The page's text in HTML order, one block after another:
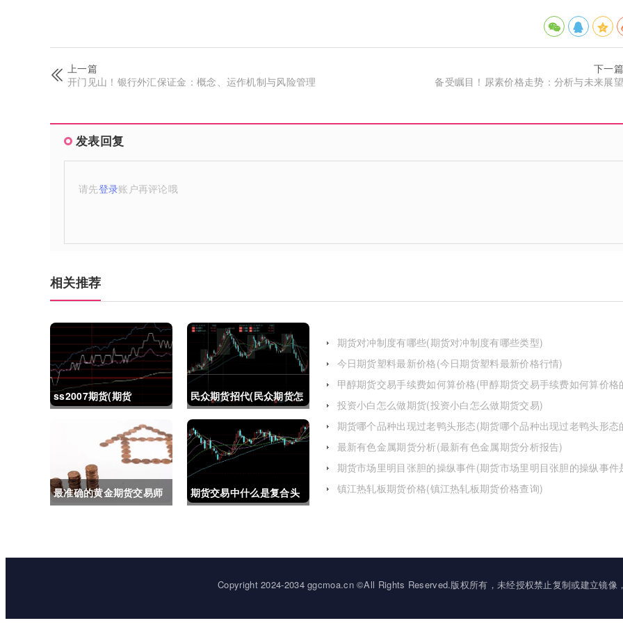
上一篇
开门见山！银行外汇保证金：概念、运作机制与风险管理
下一篇
备受瞩目！尿素价格走势：分析与未来展望
发表回复
请先登录账户再评论哦
相关推荐
ss2007期货(期货
民众期货招代(民众期货怎
么了)
最准确的黄金期货交易师
期货交易中什么是复合头
期货对冲制度有哪些(期货对冲制度有哪些类型)
今日期货塑料最新价格(今日期货塑料最新价格行情)
甲醇期货交易手续费如何算价格(甲醇期货交易手续费如何算价格
投资小白怎么做期货(投资小白怎么做期货交易)
期货哪个品种出现过老鸭头形态(期货哪个品种出现过老鸭头形态
化)
最新有色金属期货分析(最新有色金属期货分析报告)
期货市场里明目张胆的操纵事件(期货市场里明目张胆的操纵事件
镇江热轧板期货价格(镇江热轧板期货价格查询)
Copyright 2024-2034 ggcmoa.cn ©All Rights Reserved.版权所有，未经授权禁止复制或建立镜像